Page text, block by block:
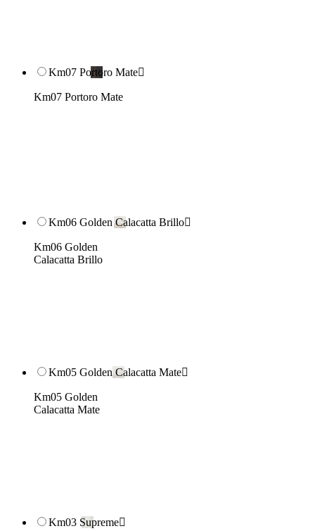
Km07 Portoro Mate
Km07 Portoro Mate
Km06 Golden Calacatta Brillo
Km06 Golden
Calacatta Brillo
Km05 Golden Calacatta Mate
Km05 Golden
Calacatta Mate
Km03 Supreme